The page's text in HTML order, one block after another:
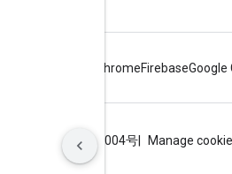
ChromeFirebaseGoogle
ICP证合字B2-20070004号 Manage